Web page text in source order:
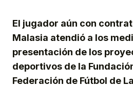
El jugador aún con
Malasia atendió a los
presentación de los
deportivos de la
Federación de Fútbol de